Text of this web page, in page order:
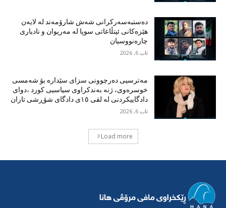
دەستبەسەرکرانی شەش شارۆمەند لە لایەن
هێزەکانی ئیتڵاعاتی سوپا لە مەریوان و نادیاری
چارەنووسیان
ئاب 6, 2026
مەترسیی دەرچوونی سزای سێدارە بۆ شەمسی
خوسرەوی، ژنە بەندکراوی سیاسیی کورد ،دوای
دادگاییکردنی لە لقی ١٥ی دادگای شۆڕشی تاران
ئاب 6, 2026
Load more